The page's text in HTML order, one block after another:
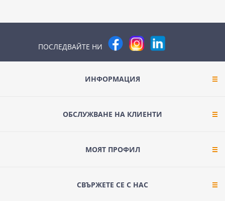
ПОСЛЕДВАЙТЕ НИ
ИНФОРМАЦИЯ
ОБСЛУЖВАНЕ НА КЛИЕНТИ
МОЯТ ПРОФИЛ
СВЪРЖЕТЕ СЕ С НАС